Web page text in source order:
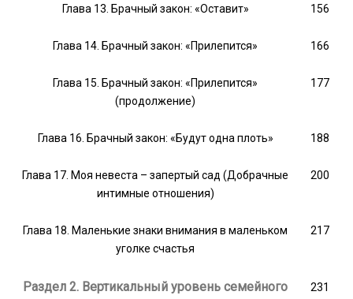
Глава 13. Брачный закон: «Оставит» 156
Глава 14. Брачный закон: «Прилепится» 166
Глава 15. Брачный закон: «Прилепится»
(продолжение)
177
Глава 16. Брачный закон: «Будут одна плоть» 188
Глава 17. Моя невеста – запертый сад (Добрачные
интимные отношения)
200
Глава 18. Маленькие знаки внимания в маленьком
уголке счастья
217
Раздел 2. Вертикальный уровень семейного
231